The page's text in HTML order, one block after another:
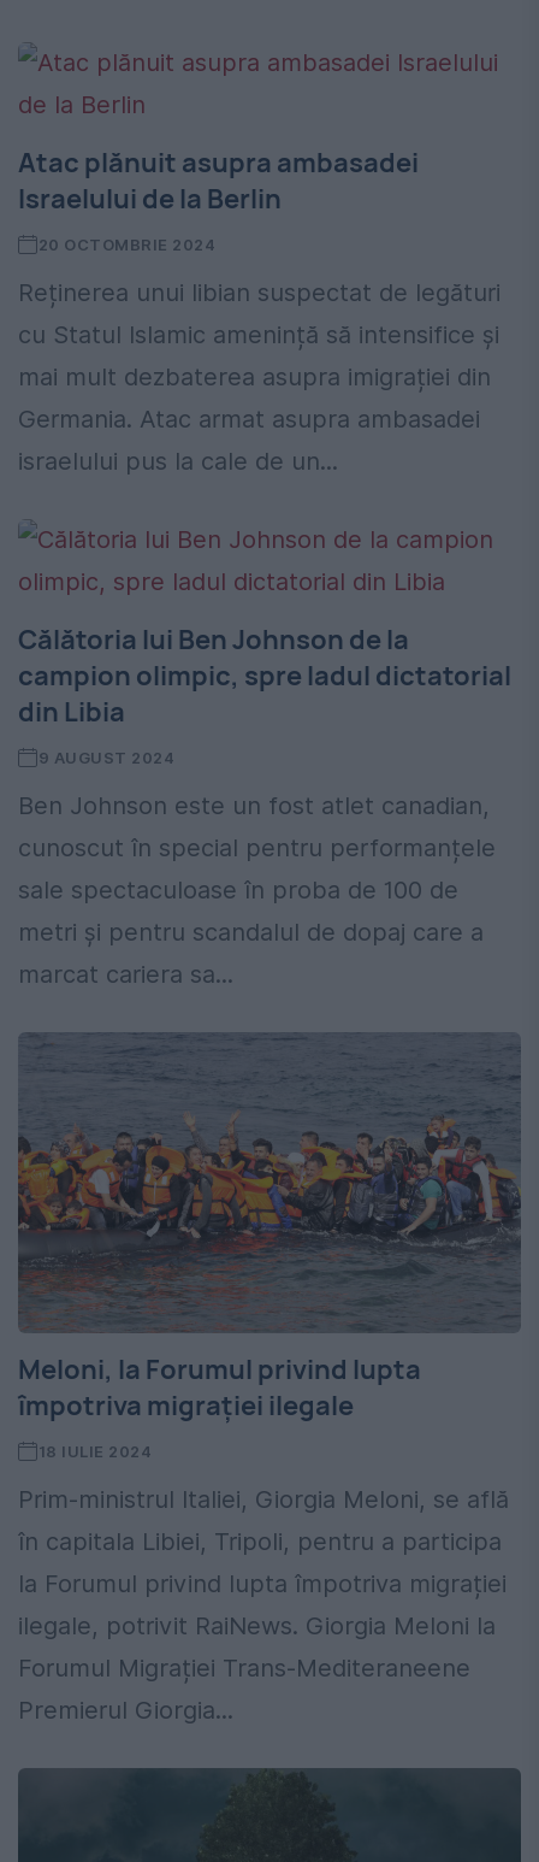
Atac plănuit asupra ambasadei
Israelului de la Berlin
20 OCTOMBRIE 2024
Reținerea unui libian suspectat de legături
cu Statul Islamic amenință să intensifice și
mai mult dezbaterea asupra imigrației din
Germania. Atac armat asupra ambasadei
israelului pus la cale de un...
Călătoria lui Ben Johnson de la
campion olimpic, spre Iadul dictatorial
din Libia
9 AUGUST 2024
Ben Johnson este un fost atlet canadian,
cunoscut în special pentru performanțele
sale spectaculoase în proba de 100 de
metri și pentru scandalul de dopaj care a
marcat cariera sa...
Meloni, la Forumul privind lupta
împotriva migrației ilegale
18 IULIE 2024
Prim-ministrul Italiei, Giorgia Meloni, se află
în capitala Libiei, Tripoli, pentru a participa
la Forumul privind lupta împotriva migrației
ilegale, potrivit RaiNews. Giorgia Meloni la
Forumul Migrației Trans-Mediteraneene
Premierul Giorgia...